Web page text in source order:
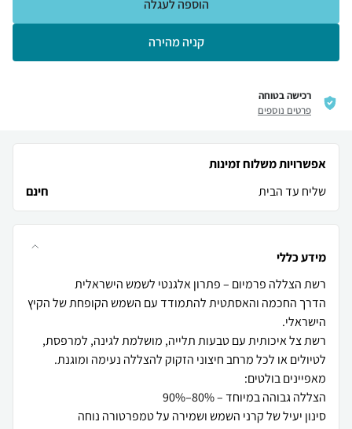
קניה מהירה
הוספה לעגלה
רכישה בטוחה
פרטים נוספים
אפשרויות משלוח זמינות
שליח עד הבית
חינם
מידע כללי
הדרך החכמה והאסתטית להתמודד עם השמש הקופחת של הקיץ
רשת צל איכותית עם טבעות תלייה, מושלמת לגינה, למרפסת,